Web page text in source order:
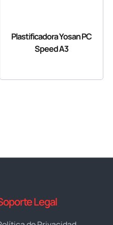
Plastificadora Yosan PC
Speed A3
Legal